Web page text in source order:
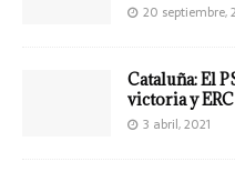
20 septiembre,
Cataluña: El
victoria y
3 abril, 2021